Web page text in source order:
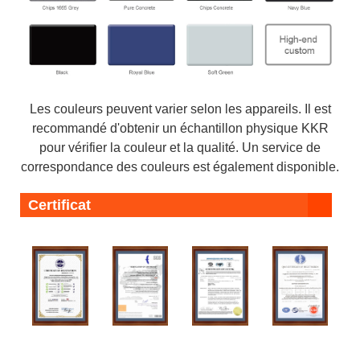
Les couleurs peuvent varier selon les appareils. Il est
recommandé d'obtenir un échantillon physique KKR
pour vérifier la couleur et la qualité. Un service de
correspondance des couleurs est également disponible.
Certificat